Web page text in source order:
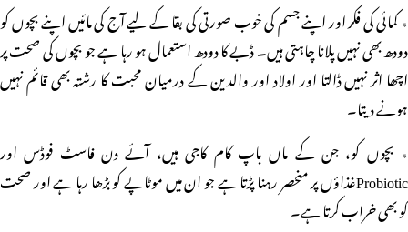
٭ کمائی کی فکر اور اپنے جسم کی خوب صورتی کی بقا کے لیے آج کی مائیں اپنے بچوں کو
دودھ بھی نہیں پلانا چاہتی ہیں۔ ڈبے کا دودھ استعمال ہو رہا ہے جو بچوں کی صحت پر
اچھا اثر نہیں ڈالتا اور اولاد اور والدین کے درمیان محبت کا رشتہ بھی قائم نہیں
ہونے دیتا۔
٭ بچوں کو، جن کے ماں باپ کام کاجی ہیں، آئے دن فاسٹ فوڈس اور
Probioticغذاؤں پر منحصر رہنا پڑتا ہے جو ان میں موٹاپے کو بڑھا رہا ہے اور صحت
کو بھی خراب کرتا ہے۔